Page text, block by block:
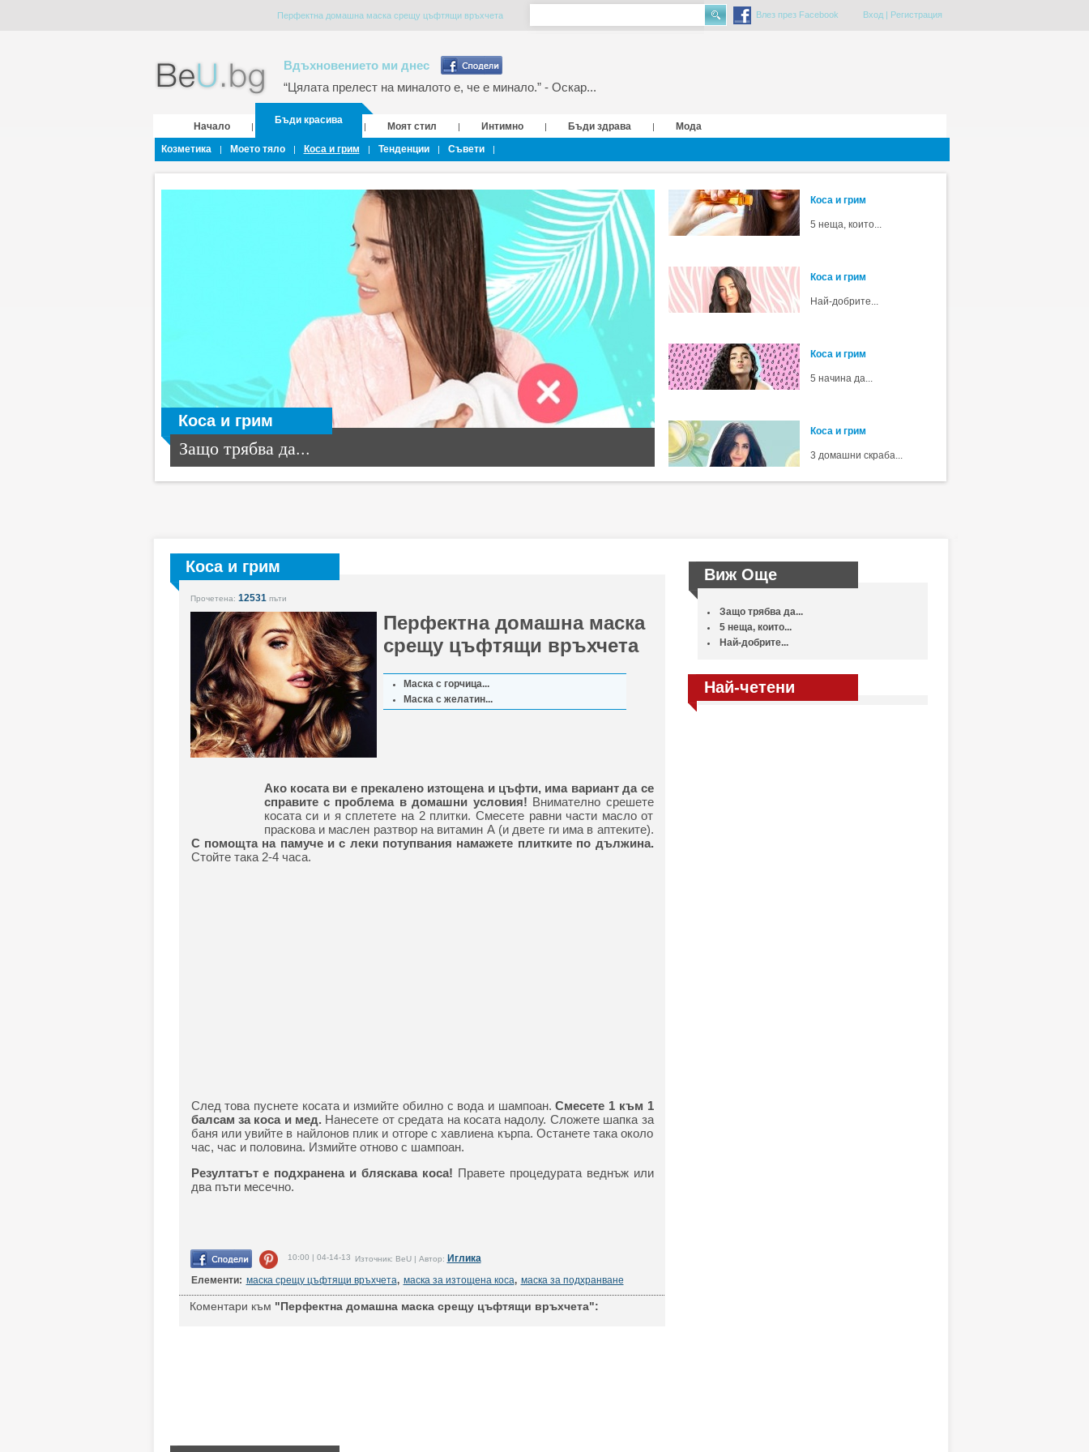
Перфектна домашна маска срещу цъфтящи връхчета Влез през Facebook Вход| Регистрация
Вдъхновението ми днес
“Цялата прелест на миналото е, че е минало.” - Оскар...
Начало |
Бъди красива
| Моят стил | Интимно | Бъди здрава |
Мода
Козметика
| Моето тяло | Коса и грим | Тенденции | Съвети |
Коса и грим
Защо трябва да...
Коса и грим
5 неща, които...
Коса и грим
Най-добрите...
Коса и грим
5 начина да...
Коса и грим
3 домашни скраба...
Коса и грим
Прочетена: 12531 пъти
Перфектна домашна маска
срещу цъфтящи връхчета
Маска с горчица...
Маска с желатин...
Ако косата ви е прекалено изтощена и цъфти, има вариант да се
справите с проблема в домашни условия! Внимателно срешете
косата си и я сплетете на 2 плитки. Смесете равни части масло от
праскова и маслен разтвор на витамин А (и двете ги има в аптеките).
С помощта на памуче и с леки потупвания намажете плитките по дължина.
Стойте така 2-4 часа.
След това пуснете косата и измийте обилно с вода и шампоан.Смесете 1 към 1
балсам за коса и мед. Нанесете от средата на косата надолу. Сложете шапка за
баня или увийте в найлонов плик и отгоре с хавлиена кърпа. Останете така около
час, час и половина. Измийте отново с шампоан.
Резултатът е подхранена и бляскава коса! Правете процедурата веднъж или
два пъти месечно.
10:00 | 04-14-13 Източник: BeU | Автор: Иглика
Елементи: маска срещу цъфтящи връхчета, маска за изтощена коса, маска за подхранване
Коментари към "Перфектна домашна маска срещу цъфтящи връхчета":
Виж Още
Защо трябва да...
5 неща, които...
Най-добрите...
Най-четени